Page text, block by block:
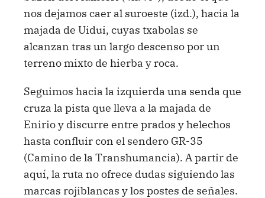
nos dejamos caer al suroeste (izd.), hacia la
majada de Uidui, cuyas txabolas se
alcanzan tras un largo descenso por un
terreno mixto de hierba y roca.
Seguimos hacia la izquierda una senda que
cruza la pista que lleva a la majada de
Enirio y discurre entre prados y helechos
hasta confluir con el sendero GR-35
(Camino de la Transhumancia). A partir de
aquí, la ruta no ofrece dudas siguiendo las
marcas rojiblancas y los postes de señales.